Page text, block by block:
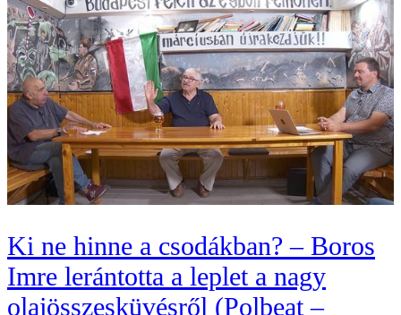
Ki ne hinne a csodákban? – Boros
Imre lerántotta a leplet a nagy
olajösszesküvésről (Polbeat –